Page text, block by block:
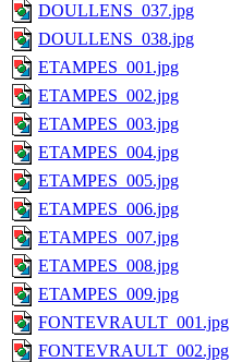
DOULLENS_037.jpg
DOULLENS_038.jpg
ETAMPES_001.jpg
ETAMPES_002.jpg
ETAMPES_003.jpg
ETAMPES_004.jpg
ETAMPES_005.jpg
ETAMPES_006.jpg
ETAMPES_007.jpg
ETAMPES_008.jpg
ETAMPES_009.jpg
FONTEVRAULT_001.jpg
FONTEVRAULT_002.jpg